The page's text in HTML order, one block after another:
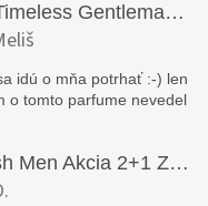
Feromón Timeless Gentleman silný feromónový parfém pre mužov - 50ml
je 5 z 5 hviezdičiek.
idú o mňa potrhať :-) len
o tomto parfume nevedel
Maca Fresh Men Akcia 2+1 ZDARMA (270kapsúl )
je 5 z 5 hviezdičiek.